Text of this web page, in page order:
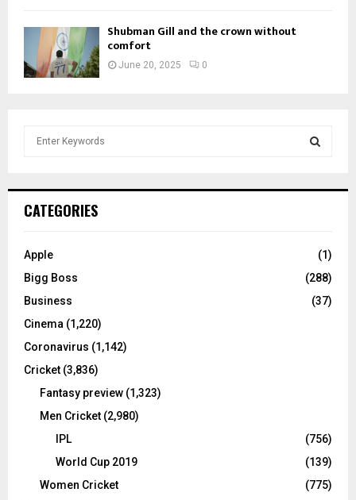
Shubman Gill and the crown without
comfort
June 20, 2025 0
h
o
:
C
CATEGORIES
Apple
(1)
Bigg Boss
(288)
Business
(37)
Cinema (1,220)
Coronavirus (1,142)
Cricket (3,836)
Fantasy preview (1,323)
Men Cricket (2,980)
IPL
(756)
World Cup 2019
(139)
Women Cricket
(775)